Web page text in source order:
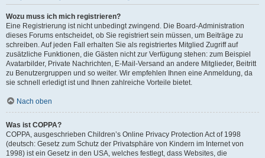
Wozu muss ich mich registrieren?
Eine Registrierung ist nicht unbedingt zwingend. Die Board-Administration
dieses Forums entscheidet, ob Sie registriert sein müssen, um Beiträge zu
schreiben. Auf jeden Fall erhalten Sie als registriertes Mitglied Zugriff auf
zusätzliche Funktionen, die Gästen nicht zur Verfügung stehen: zum Beispiel
Avatarbilder, Private Nachrichten, E-Mail-Versand an andere Mitglieder, Beitritt
zu Benutzergruppen und so weiter. Wir empfehlen Ihnen eine Anmeldung, da
sie schnell erledigt ist und Ihnen zahlreiche Vorteile bietet.
Nach oben
Was ist COPPA?
COPPA, ausgeschrieben Children’s Online Privacy Protection Act of 1998
(deutsch: Gesetz zum Schutz der Privatsphäre von Kindern im Internet von
1998) ist ein Gesetz in den USA, welches festlegt, dass Websites, die